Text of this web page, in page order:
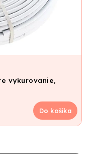
vykurovanie,
Do košíka